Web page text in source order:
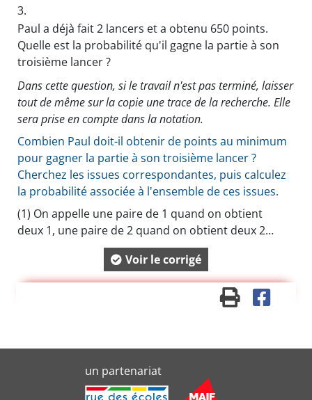
3.
Paul a déjà fait 2 lancers et a obtenu 650 points.
Quelle est la probabilité qu'il gagne la partie à son
troisième lancer ?
Dans cette question, si le travail n'est pas terminé, laisser
tout de même sur la copie une trace de la recherche. Elle
sera prise en compte dans la notation.
Combien Paul doit-il obtenir de points au minimum
pour gagner la partie à son troisième lancer ?
Cherchez les issues correspondantes, puis calculez
la probabilité associée à l'ensemble de ces issues.
(1) On appelle une paire de 1 quand on obtient
deux 1, une paire de 2 quand on obtient deux 2…
Voir le corrigé
un partenariat